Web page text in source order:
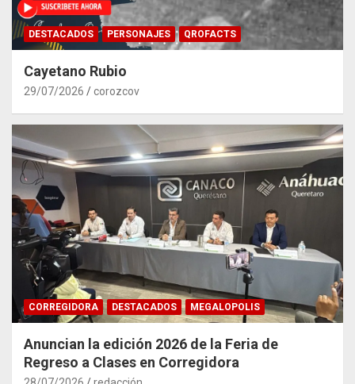
DESTACADOS PERSONAJES QROFACTS
Cayetano Rubio
29/07/2026 corozcov
CORREGIDORA DESTACADOS MEGALOPOLIS
Anuncian la edición 2026 de la Feria de
Regreso a Clases en Corregidora